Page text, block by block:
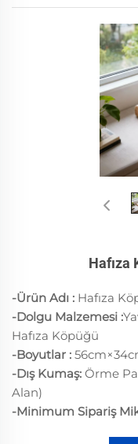
Hafıza
-Ürün Adı : Hafıza
-Dolgu Malzemesi :
Hafıza Köpüğü
-Boyutlar :
-Dış Kumaş: Örme
Alan)
-Minimum Sipariş